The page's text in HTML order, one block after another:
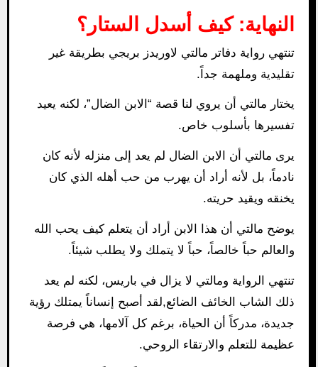
النهاية: كيف أسدل الستار؟
تنتهي رواية دفاتر مالتي لاوريدز بريجي بطريقة غير
تقليدية وملهمة جداً.
يختار مالتي أن يروي لنا قصة “الابن الضال”، لكنه يعيد
تفسيرها بأسلوب خاص.
يرى مالتي أن الابن الضال لم يعد إلى منزله لأنه كان
نادماً، بل لأنه أراد أن يهرب من حب أهله الذي كان
يخنقه ويقيد حريته.
يوضح مالتي أن هذا الابن أراد أن يتعلم كيف يحب الله
والعالم حباً خالصاً، حباً لا يتملك ولا يطلب شيئاً.
تنتهي الرواية ومالتي لا يزال في باريس، لكنه لم يعد
ذلك الشاب الخائف الضائع,لقد أصبح إنساناً يمتلك رؤية
جديدة، مدركاً أن الحياة، برغم كل آلامها، هي فرصة
عظيمة للتعلم والارتقاء الروحي.